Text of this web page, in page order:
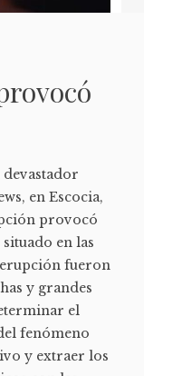
en Escocia,
provocó
en las
erupción fueron
y grandes
el
fenómeno
y extraer los